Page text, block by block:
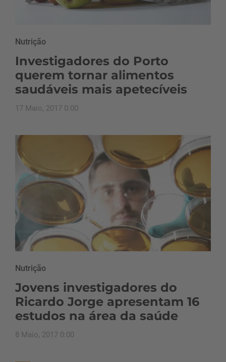
Nutrição
Investigadores do Porto
querem tornar alimentos
saudáveis mais apetecíveis
17 Maio, 2017 0:00
Nutrição
Jovens investigadores do
Ricardo Jorge apresentam 16
estudos na área da saúde
8 Maio, 2017 0:00